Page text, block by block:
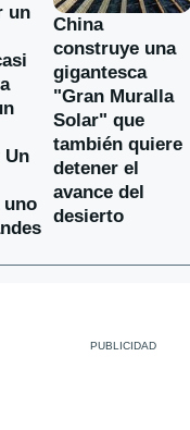
un
Un
uno
China
construye una
gigantesca
"Gran Muralla
Solar" que
también quiere
detener el
avance del
desierto